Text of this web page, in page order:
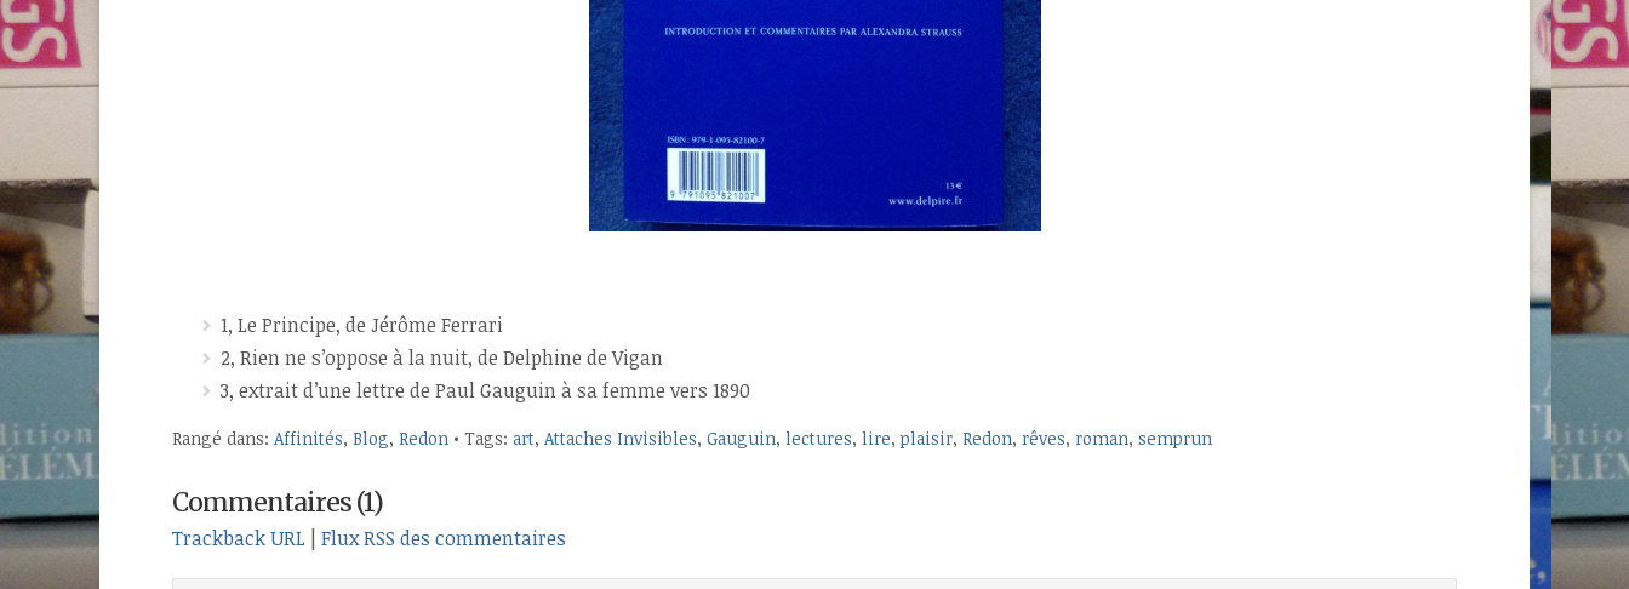
1, Le Principe, de Jérôme Ferrari
2, Rien ne s’oppose à la nuit, de Delphine de Vigan
3, extrait d’une lettre de Paul Gauguin à sa femme vers 1890
Rangé dans: Affinités, Blog, Redon • Tags: art, Attaches Invisibles, Gauguin, lectures, lire,plaisir, Redon, rêves, roman, semprun
Commentaires (1)
Trackback URL Flux RSS des commentaires